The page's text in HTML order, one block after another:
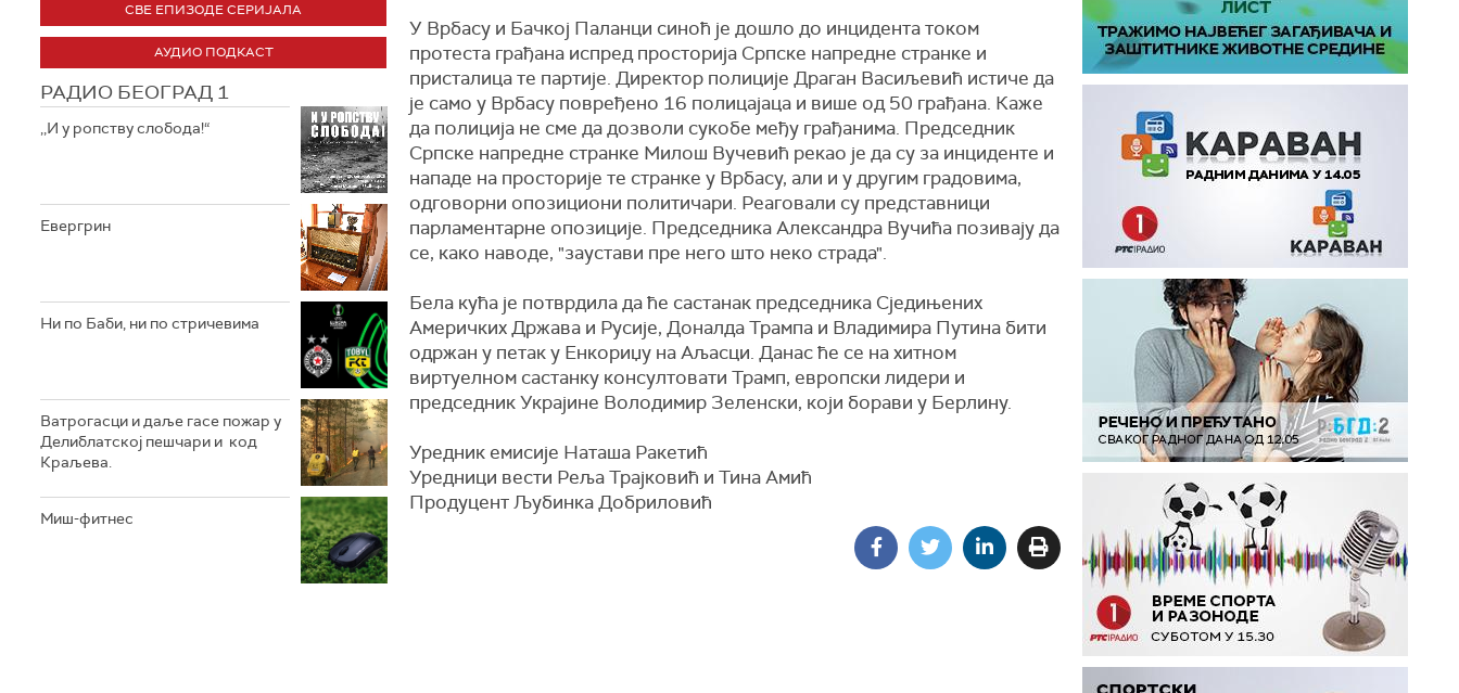
СВЕ ЕПИЗОДЕ СЕРИЈАЛА
АУДИО ПОДКАСТ
РАДИО БЕОГРАД 1
,,И у ропству слобода!“
Евергрин
Ни по Баби, ни по стричевима
Ватрогасци и даље гасе пожар у
Делиблатској пешчари и код
Краљева.
Миш-фитнес
У Врбасу и Бачкој Паланци синоћ је дошло до инцидента током
протеста грађана испред просторија Српске напредне странке и
присталица те партије. Директор полиције Драган Васиљевић истиче да
је само у Врбасу повређено 16 полицајаца и више од 50 грађана. Каже
да полиција не сме да дозволи сукобе међу грађанима. Председник
Српске напредне странке Милош Вучевић рекао је да су за инциденте и
нападе на просторије те странке у Врбасу, али и у другим градовима,
одговорни опозициони политичари. Реаговали су представници
парламентарне опозиције. Председника Александра Вучића позивају да
се, како наводе, "заустави пре него што неко страда".
Бела кућа је потврдила да ће састанак председника Сједињених
Америчких Држава и Русије, Доналда Трампа и Владимира Путина бити
одржан у петак у Енкориџу на Аљасци. Данас ће се на хитном
виртуелном састанку консултовати Трамп, европски лидери и
председник Украјине Володимир Зеленски, који борави у Берлину.
Уредник емисије Наташа Ракетић
Уредници вести Реља Трајковић и Тина Амић
Продуцент Љубинка Добриловић